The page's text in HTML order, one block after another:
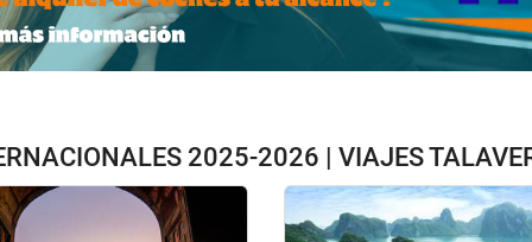
2025-2026 | VIAJES